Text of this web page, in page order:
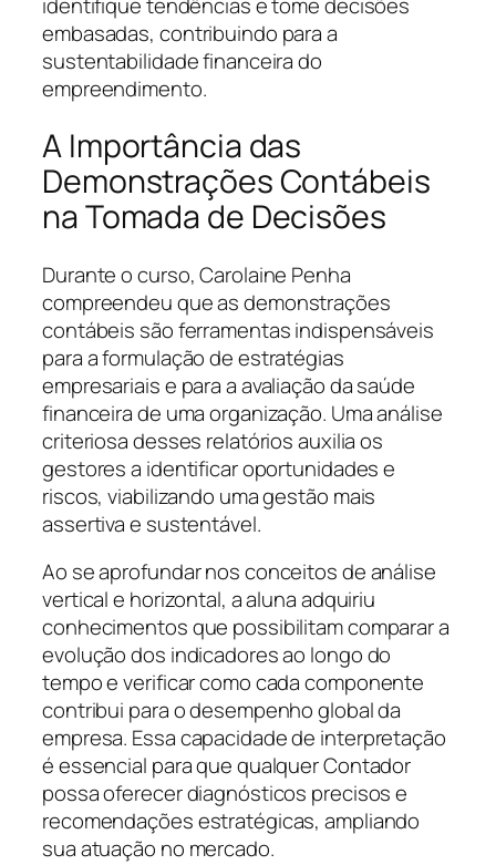
embasadas, contribuindo para a
sustentabilidade financeira do
empreendimento.
A Importância das
Demonstrações Contábeis
na Tomada de Decisões
Durante o curso, Carolaine Penha
compreendeu que as demonstrações
contábeis são ferramentas indispensáveis
para a formulação de estratégias
empresariais e para a avaliação da saúde
financeira de uma organização. Uma análise
criteriosa desses relatórios auxilia os
gestores a identificar oportunidades e
riscos, viabilizando uma gestão mais
assertiva e sustentável.
Ao se aprofundar nos conceitos de análise
vertical e horizontal, a aluna adquiriu
conhecimentos que possibilitam comparar a
evolução dos indicadores ao longo do
tempo e verificar como cada componente
contribui para o desempenho global da
empresa. Essa capacidade de interpretação
é essencial para que qualquer Contador
possa oferecer diagnósticos precisos e
recomendações estratégicas, ampliando
sua atuação no mercado.